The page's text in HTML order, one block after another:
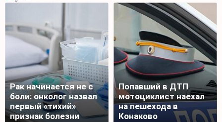
Рак начинается не с
боли: онколог назвал
первый «тихий»
признак болезни
Попавший в ДТП
мотоциклист наехал
на пешехода в
Конаково